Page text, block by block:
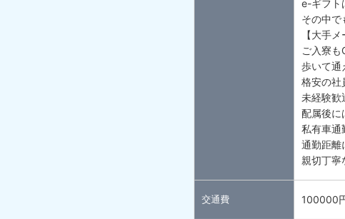
e-ギフト
その中で
【大手
ご入寮も
歩いて
格安の社
未経験歓
配属後に
私有車通
通勤距離
親切丁
交通費 100000